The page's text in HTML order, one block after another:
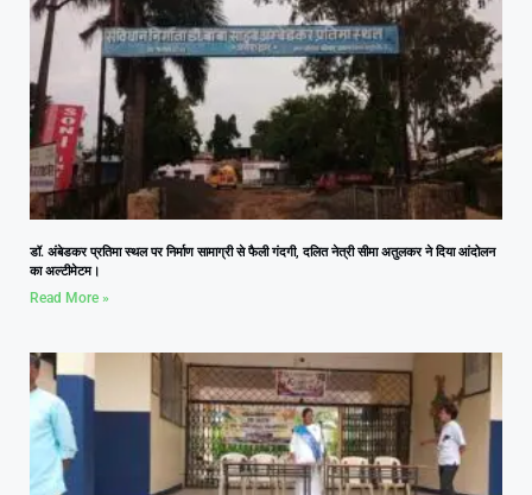
डॉ. अंबेडकर प्रतिमा स्थल पर निर्माण सामाग्री से फैली गंदगी, दलित नेत्री सीमा अतुलकर ने दिया आंदोलन
का अल्टीमेटम।
Read More »